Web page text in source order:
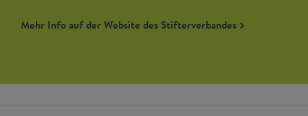
Mehr Info auf der Website des Stifterverbandes